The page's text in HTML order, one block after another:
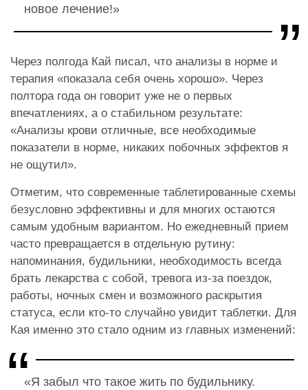
новое лечение!»
Через полгода Кай писал, что анализы в норме и
терапия «показала себя очень хорошо». Через
полтора года он говорит уже не о первых
впечатлениях, а о стабильном результате:
«Анализы крови отличные, все необходимые
показатели в норме, никаких побочных эффектов я
не ощутил».
Отметим, что современные таблетированные схемы
безусловно эффективны и для многих остаются
самым удобным вариантом. Но ежедневный прием
часто превращается в отдельную рутину:
напоминания, будильники, необходимость всегда
брать лекарства с собой, тревога из-за поездок,
работы, ночных смен и возможного раскрытия
статуса, если кто-то случайно увидит таблетки. Для
Кая именно это стало одним из главных изменений:
«Я забыл что такое жить по будильнику.